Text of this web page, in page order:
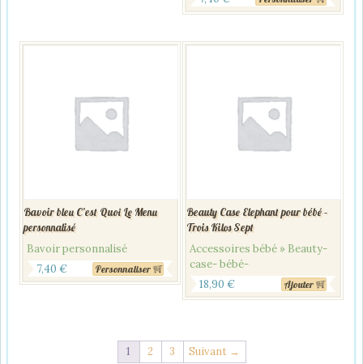
Bavoir bleu C’est Quoi Le Menu
personnalisé
Bavoir personnalisé
7,40 € Personnaliser
Beauty Case Elephant pour bébé –
Trois Kilos Sept
Accessoires bébé » Beauty-
case- bébé-
18,90 € Ajouter
1 2 3 Suivant →